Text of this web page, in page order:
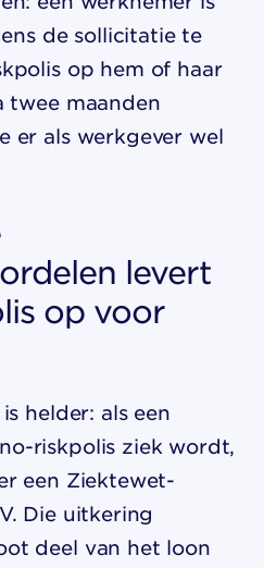
de sollicitatie te
op hem of haar
twee maanden
er als werkgever wel
levert
op voor
helder: als een
riskpolis ziek wordt,
een Ziektewet-
Die uitkering
deel van het loon